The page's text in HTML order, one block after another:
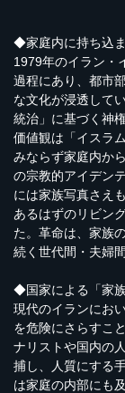
◆家庭内に持ち込
1979年のイラン・
過程にあり、都市
な文化が浸透して
統治」に基づく神
価値観は「イスラ
みならず家庭内か
の宗教的アイデン
には家族写真さえ
あるはずのリビン
た。革命は、家族
続く世代間・夫婦
◆国家による「家族
現代のイランにお
を危険にさらすこ
ナリストや国内の
捕し、人質にする
は家庭の内部にも